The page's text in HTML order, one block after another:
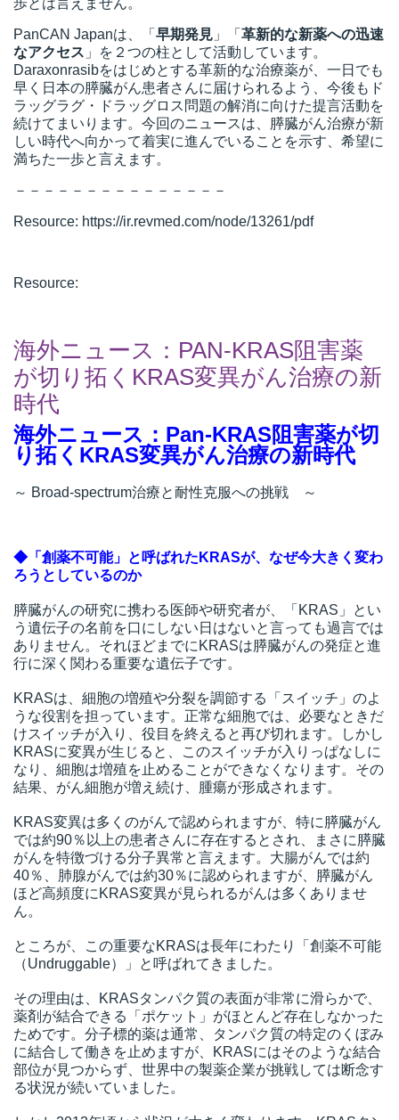
歩とは言えません。
PanCAN Japanは、「 早期発見 」「 革新的な新薬への迅速
なアクセス 」を２つの柱として活動しています。
Daraxonrasibをはじめとする革新的な治療薬が、一日でも
早く日本の膵臓がん患者さんに届けられるよう、今後もド
ラッグラグ・ドラッグロス問題の解消に向けた提言活動を
続けてまいります。今回のニュースは、膵臓がん治療が新
しい時代へ向かって着実に進んでいることを示す、希望に
満ちた一歩と言えます。
－－－－－－－－－－－－－－－
Resource: https://ir.revmed.com/node/13261/pdf
Resource:
海外ニュース：PAN-KRAS阻害薬
が切り拓くKRAS変異がん治療の新
時代
海外ニュース：Pan-KRAS阻害薬が切
り拓くKRAS変異がん治療の新時代
～ Broad-spectrum治療と耐性克服への挑戦 ～
◆「創薬不可能」と呼ばれたKRASが、なぜ今大きく変わ
ろうとしているのか
膵臓がんの研究に携わる医師や研究者が、「KRAS」とい
う遺伝子の名前を口にしない日はないと言っても過言では
ありません。それほどまでにKRASは膵臓がんの発症と進
行に深く関わる重要な遺伝子です。
KRASは、細胞の増殖や分裂を調節する「スイッチ」のよ
うな役割を担っています。正常な細胞では、必要なときだ
けスイッチが入り、役目を終えると再び切れます。しかし
KRASに変異が生じると、このスイッチが入りっぱなしに
なり、細胞は増殖を止めることができなくなります。その
結果、がん細胞が増え続け、腫瘍が形成されます。
KRAS変異は多くのがんで認められますが、特に膵臓がん
では約90％以上の患者さんに存在するとされ、まさに膵臓
がんを特徴づける分子異常と言えます。大腸がんでは約
40％、肺腺がんでは約30％に認められますが、膵臓がん
ほど高頻度にKRAS変異が見られるがんは多くありませ
ん。
ところが、この重要なKRASは長年にわたり「創薬不可能
（Undruggable）」と呼ばれてきました。
その理由は、KRASタンパク質の表面が非常に滑らかで、
薬剤が結合できる「ポケット」がほとんど存在しなかった
ためです。分子標的薬は通常、タンパク質の特定のくぼみ
に結合して働きを止めますが、KRASにはそのような結合
部位が見つからず、世界中の製薬企業が挑戦しては断念す
る状況が続いていました。